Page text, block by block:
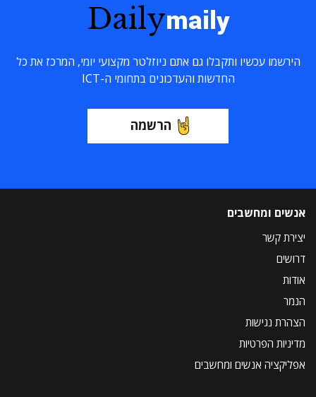
Dailymaily
הירשמו עכשיו ותקבלו גם אתם ניוזלטר מקצועי יומי, המרכז את כל
החדשות והעדכונים בתחומי ה-ICT
הרשמה
אנשים ומחשבים
יצירת קשר
דרושים
אודות
הנמר
הצהרת נגישות
מדיניות הפרטיות
אפליקציה אנשים ומחשבים